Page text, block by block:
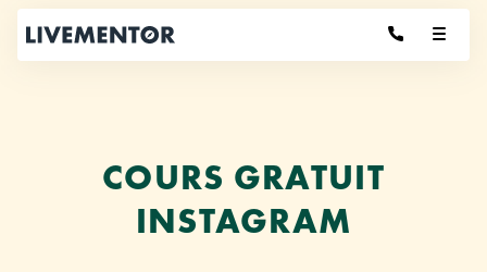
Aller
contenu
COURS GRATUIT
INSTAGRAM